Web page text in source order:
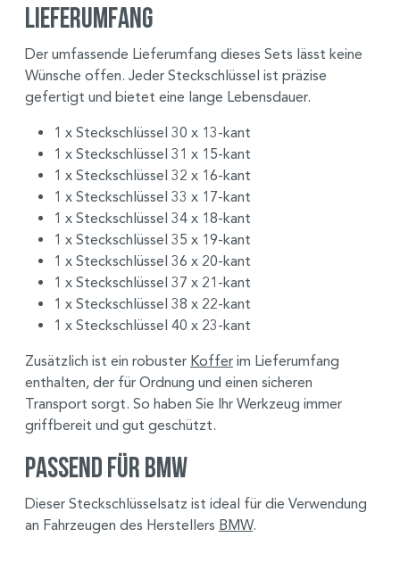
Lieferumfang
Der umfassende Lieferumfang dieses Sets lässt keine
Wünsche offen. Jeder Steckschlüssel ist präzise
gefertigt und bietet eine lange Lebensdauer.
1 x Steckschlüssel 30 x 13-kant
1 x Steckschlüssel 31 x 15-kant
1 x Steckschlüssel 32 x 16-kant
1 x Steckschlüssel 33 x 17-kant
1 x Steckschlüssel 34 x 18-kant
1 x Steckschlüssel 35 x 19-kant
1 x Steckschlüssel 36 x 20-kant
1 x Steckschlüssel 37 x 21-kant
1 x Steckschlüssel 38 x 22-kant
1 x Steckschlüssel 40 x 23-kant
Zusätzlich ist ein robuster Koffer im Lieferumfang
enthalten, der für Ordnung und einen sicheren
Transport sorgt. So haben Sie Ihr Werkzeug immer
griffbereit und gut geschützt.
Passend für BMW
Dieser Steckschlüsselsatz ist ideal für die Verwendung
an Fahrzeugen des Herstellers BMW.